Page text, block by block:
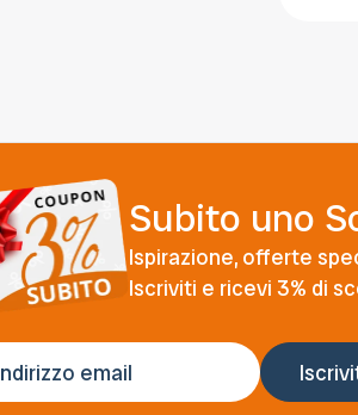
Subito uno
Ispirazione, offerte
Iscriviti e ricevi 3% di